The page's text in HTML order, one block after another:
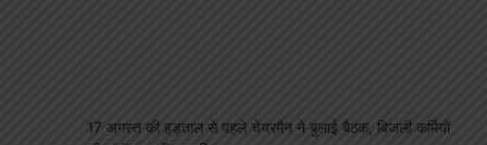
17 अगस्त की हड़ताल से पहले चेयरमैन ने बुलाई बैठक, बिजली कर्मियों